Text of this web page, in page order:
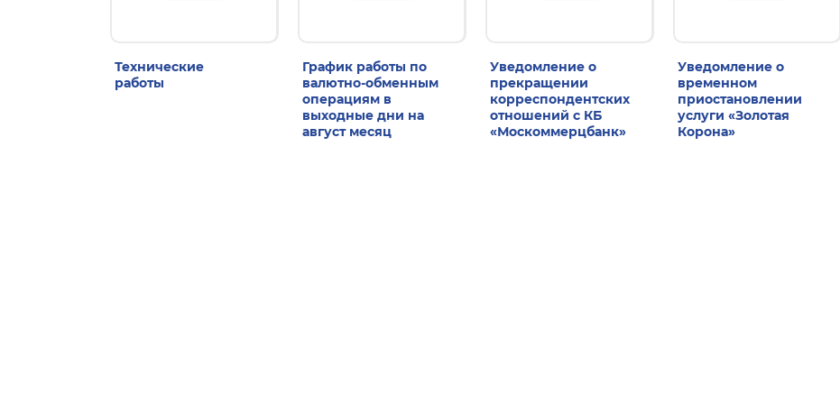
Технические
работы
График работы по
валютно-обменным
операциям в
выходные дни на
август месяц
Уведомление о
прекращении
корреспондентских
отношений с КБ
«Москоммерцбанк»
Уведомление о
временном
приостановлении
услуги «Золотая
Корона»